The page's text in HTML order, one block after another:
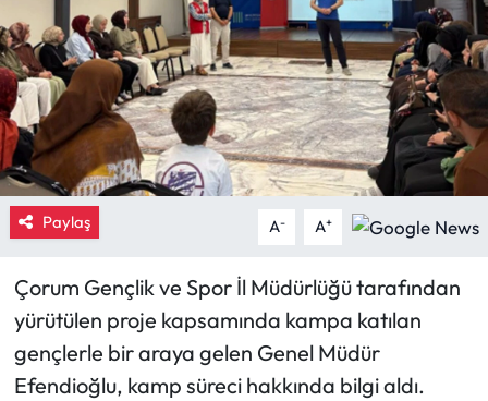
Paylaş A- A+
Çorum Gençlik ve Spor İl Müdürlüğü tarafından
yürütülen proje kapsamında kampa katılan
gençlerle bir araya gelen Genel Müdür
Efendioğlu, kamp süreci hakkında bilgi aldı.
Güncel
İskilip Haberleri
Kargı Haberleri
Kimdir?
Laçin Haberleri
Magazin